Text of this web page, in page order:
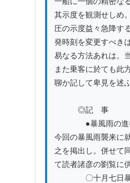
其示度を観測せしめ
圧の示度益々急降す
発時刻を変更すべき
易なる方法あれは。
また乗客に於ても此
聊か記して卑見を述
◎記　事
●暴風雨の進
今回の暴風雨襲来に
之を掲出し。併せて
て読者諸彦の劉覧に
〇十月七日暴